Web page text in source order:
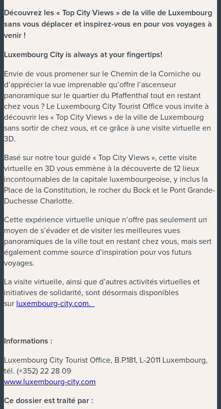
Découvrez les « Top City Views » de la ville de Luxembourg
sans vous déplacer et inspirez-vous en pour vos voyages à
venir !
Luxembourg City is always at your fingertips!
Envie de vous promener sur le Chemin de la Corniche ou
d’apprécier la vue imprenable qu’offre l’ascenseur
panoramique sur le quartier du Pfaffenthal tout en restant
chez vous ? Le Luxembourg City Tourist Office vous invite à
découvrir les « Top City Views » de la ville de Luxembourg
sans sortir de chez vous, et ce grâce à une visite virtuelle en
3D.
Basé sur notre tour guidé « Top City Views », cette visite
virtuelle en 3D vous emmène à la découverte de 12 lieux
incontournables de la capitale luxembourgeoise, y inclus la
Place de la Constitution, le rocher du Bock et le Pont Grande-
Duchesse Charlotte.
Cette expérience virtuelle unique n’offre pas seulement un
moyen de s’évader et de visiter les meilleures vues
panoramiques de la ville tout en restant chez vous, mais sert
également comme source d’inspiration pour vos futurs
voyages.
La visite virtuelle, ainsi que d’autres activités virtuelles et
initiatives de solidarité, sont désormais disponibles
sur luxembourg-city.com.
Informations :
Luxembourg City Tourist Office, B.P.181, L-2011 Luxembourg,
tél. (+352) 22 28 09
www.luxembourg-city.com
Ce dossier est traité par :